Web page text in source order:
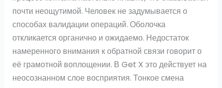
почти неощутимой. Человек не задумывается о
способах валидации операций. Оболочка
откликается органично и ожидаемо. Недостаток
намеренного внимания к обратной связи говорит о
её грамотной воплощении. В Get X это действует на
неосознанном слое восприятия. Тонкое смена